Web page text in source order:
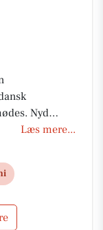
Nyd
i
private
og
Læs mere...